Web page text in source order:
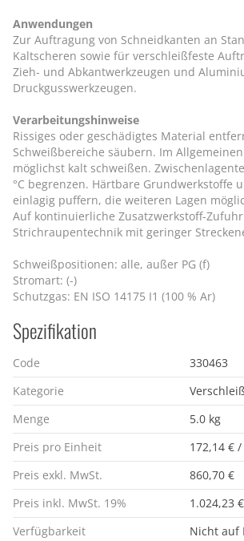
Anwendungen
Zur Auftragung von Schneidkanten an
Kaltscheren sowie für verschleißfeste
Zieh- und Abkantwerkzeugen und
Druckgusswerkzeugen.
Verarbeitungshinweise
Rissiges oder geschädigtes Material
Schweißbereiche säubern. Im
möglichst kalt schweißen.
°C begrenzen. Härtbare Grundwerkstoffe
einlagig puffern, die weiteren Lagen
Auf kontinuierliche Zusatzwerkstoff-
Strichraupentechnik mit geringer
Schweißpositionen: alle, außer PG (f)
Stromart: (-)
Schutzgas: EN ISO 14175 I1 (100 % Ar)
Spezifikation
Code
330463
Kategorie
Menge
5.0 kg
Preis pro Einheit
172,14 €
Preis exkl. MwSt.
860,70 €
Preis inkl. MwSt. 19%
1.024,23 €
Verfügbarkeit
Nicht auf